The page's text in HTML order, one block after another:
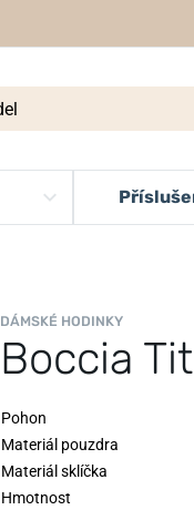
DÁMSKÉ HODINKY
Boccia
Pohon
Materiál pouzdra
Materiál sklíčka
Hmotnost